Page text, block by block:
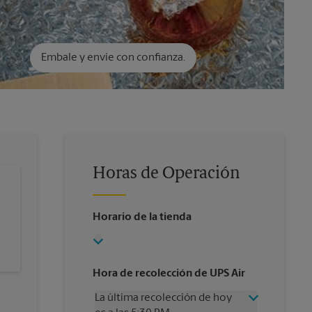
Embale y envíe con confianza.
Horas de Operación
Horario de la tienda
Hora de recolección de UPS Air
La última recolección de hoy